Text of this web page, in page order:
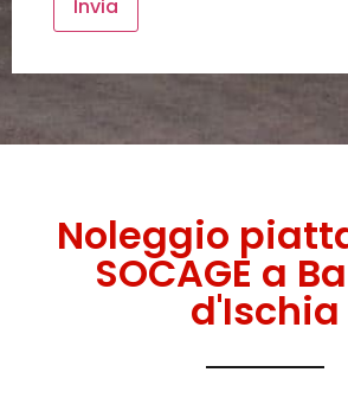
Noleggio
SOCAGE a
d'Ischia